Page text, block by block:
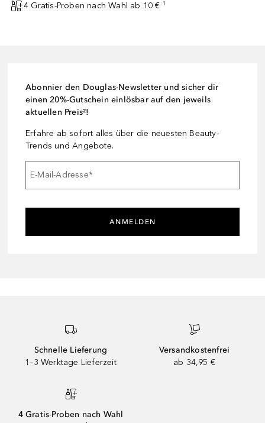
4 Gratis-Proben nach Wahl ab 10 € ¹
Abonnier den Douglas-Newsletter und sicher dir
einen 20%-Gutschein einlösbar auf den jeweils
aktuellen Preis²!
Erfahre ab sofort alles über die neuesten Beauty-
Trends und Angebote.
E-Mail-Adresse*
ANMELDEN
Schnelle Lieferung
1–3 Werktage Lieferzeit
Versandkostenfrei
ab 34,95 €
4 Gratis-Proben nach Wahl